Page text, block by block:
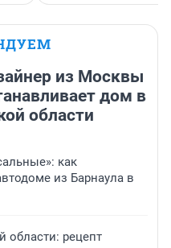
из Москвы
дом в
области
как
из Барнаула в
области: рецепт